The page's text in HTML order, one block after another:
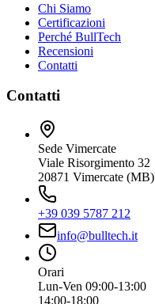
Chi Siamo
Certificazioni
Perché BullTech
Recensioni
Contatti
Contatti
Sede Vimercate
Viale Risorgimento 32
20871 Vimercate (MB)
+39 039 5787 212
info@bulltech.it
Orari
Lun-Ven 09:00-13:00
14:00-18:00